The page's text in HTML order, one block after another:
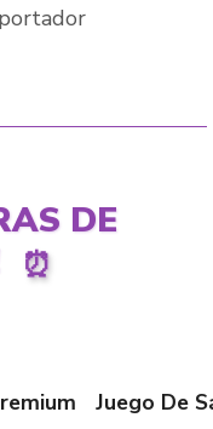
DE
⏰
Juego De